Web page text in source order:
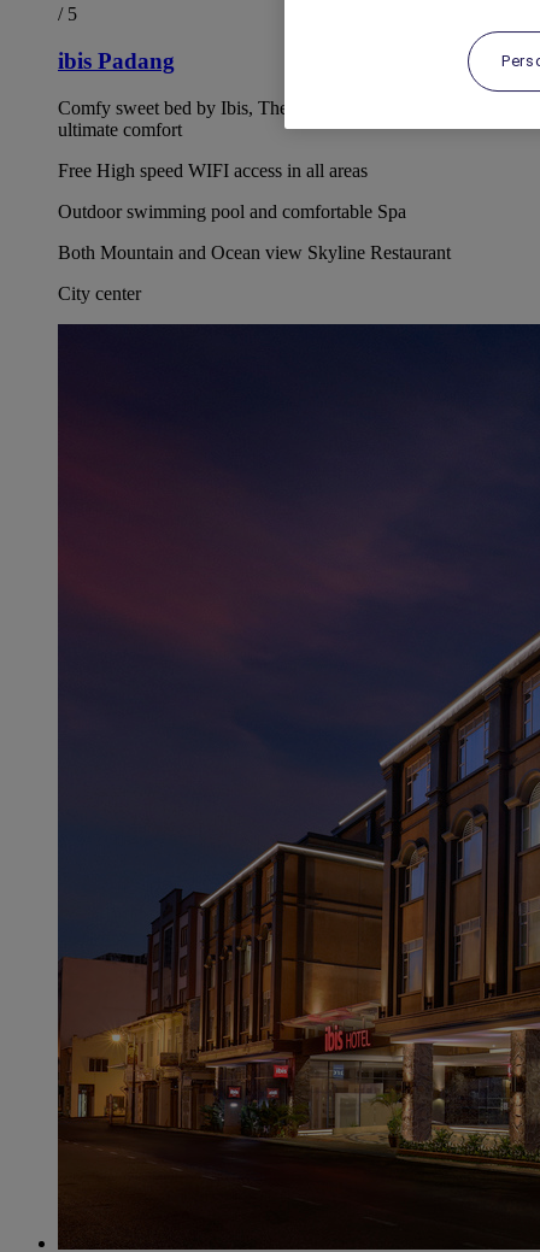
/ 5
ibis Padang
Comfy sweet bed by Ibis, The innovative bedding to ensure
ultimate comfort
Free High speed WIFI access in all areas
Outdoor swimming pool and comfortable Spa
Both Mountain and Ocean view Skyline Restaurant
City center